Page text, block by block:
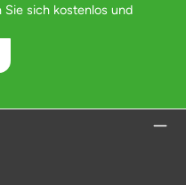
Sie sich kostenlos und